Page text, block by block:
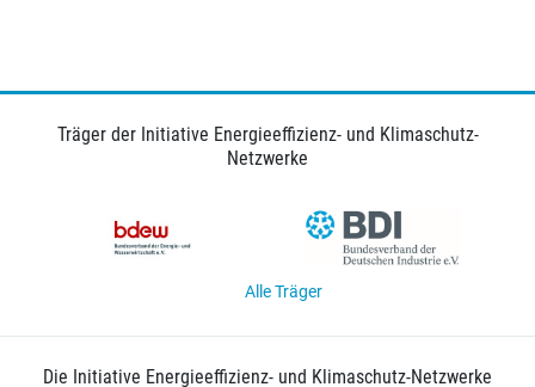
Träger der Initiative Energieeffizienz- und Klimaschutz-
Netzwerke
Alle Träger
Die Initiative Energieeffizienz- und Klimaschutz-Netzwerke